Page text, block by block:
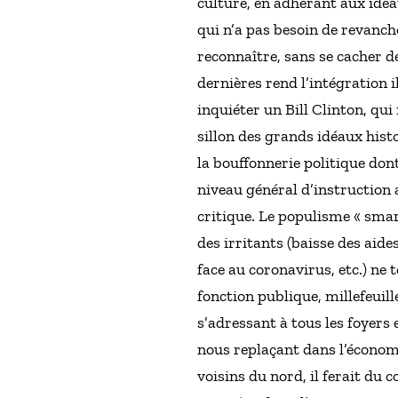
qui n’a pas besoin de
reconnaître, sans se cacher
dernières rend l’intégration
inquiéter un Bill Clinton, qui
sillon des grands idéaux
la bouffonnerie politique
niveau général d’instruction
critique. Le populisme «
des irritants (baisse des
face au coronavirus, etc.) ne
fonction publique,
s’adressant à tous les foyers
nous replaçant dans
voisins du nord, il ferait du